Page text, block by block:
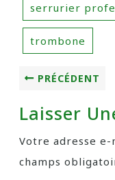
serrurier
trombone
PRÉCÉDENT
Laisser
Votre adresse
champs